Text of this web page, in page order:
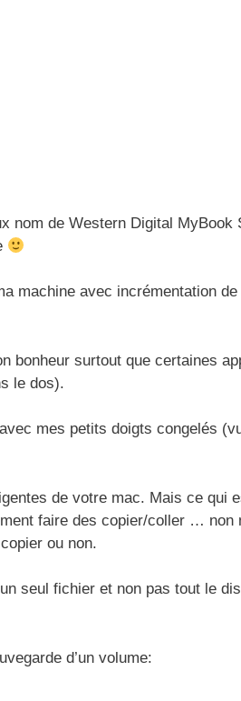
nom de Western Digital MyBook
machine avec incrémentation
bonheur surtout que certaines
le dos).
mes petits doigts congelés
de votre mac. Mais ce qui
faire des copier/coller … non
ou non.
seul fichier et non pas tout le
d’un volume: